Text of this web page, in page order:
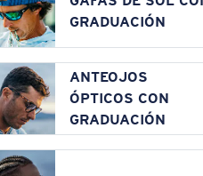
GRADUACIÓN
ANTEOJOS
ÓPTICOS CON
GRADUACIÓN